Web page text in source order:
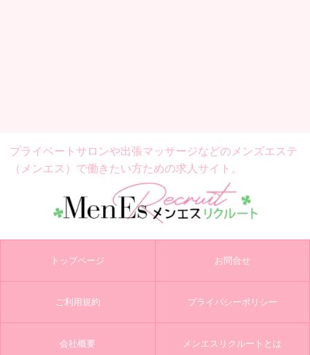
プライベートサロンや出張マッサージなどの メンズエステ
（メンエス）で働きたい方ための求人サイト。
トップページ お問合せ
ご利用規約 プライバシーポリシー
会社概要 メンエスリクルートとは